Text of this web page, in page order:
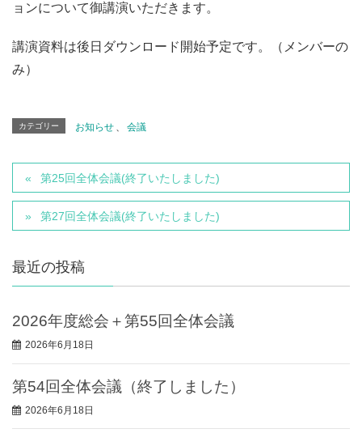
ョンについて御講演いただきます。
講演資料は後日ダウンロード開始予定です。（メンバーの
み）
カテゴリー お知らせ 会議
第25回全体会議(終了いたしました)
第27回全体会議(終了いたしました)
最近の投稿
2026年度総会＋第55回全体会議
2026年6月18日
第54回全体会議（終了しました）
2026年6月18日